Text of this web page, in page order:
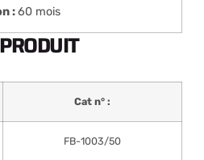
:60 mois
Cat n° :
FB-1003/50